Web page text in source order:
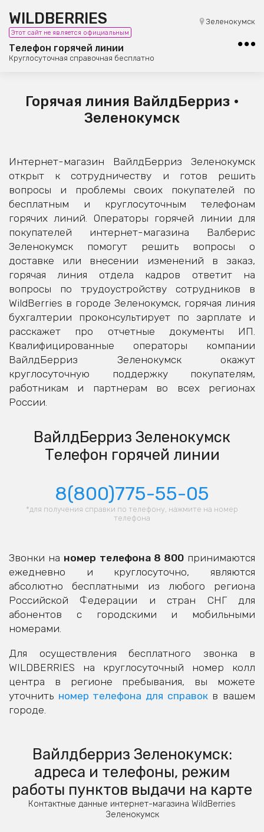
WILDBERRIES
Этот сайт не является официальным
Телефон горячей линии
Круглосуточная справочная бесплатно
Зеленокумск
8 (800) 101-42-23
Бесплатная юридическая консультация
Горячая линия ВайлдБерриз •
Зеленокумск
Интернет-магазин ВайлдБерриз Зеленокумск
открыт к сотрудничеству и готов решить
вопросы и проблемы своих покупателей по
бесплатным и круглосуточным телефонам
горячих линий. Операторы горячей линии для
покупателей интернет-магазина Валберис
Зеленокумск помогут решить вопросы о
доставке или внесении изменений в заказ,
горячая линия отдела кадров ответит на
вопросы по трудоустройству сотрудников в
WildBerries в городе Зеленокумск, горячая линия
бухгалтерии проконсультирует по зарплате и
расскажет про отчетные документы ИП.
Квалифицированные операторы компании
ВайлдБерриз Зеленокумск окажут
круглосуточную поддержку покупателям,
работникам и партнерам во всех регионах
России.
ВайлдБерриз Зеленокумск
Телефон горячей линии
8(800)775-55-05
*для получения справки по телефону, нажмите на номер
телефона
Звонки на номер телефона 8 800принимаются
ежедневно и круглосуточно, являются
абсолютно бесплатными из любого региона
Российской Федерации и стран СНГ для
абонентов с городскими и мобильными
номерами.
Для осуществления бесплатного звонка в
WILDBERRIES на круглосуточный номер колл
центра в регионе пребывания, вы можете
уточнить номер телефона для справокв вашем
городе.
Вайлдберриз Зеленокумск:
адреса и телефоны, режим
работы пунктов выдачи на карте
Контактные данные интернет-магазина WildBerries
Зеленокумск